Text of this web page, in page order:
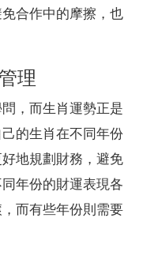
合作中的摩擦，也
理
，而生肖運勢正是
的生肖在不同年份
地規劃財務，避免
年份的財運表現各
而有些年份則需要